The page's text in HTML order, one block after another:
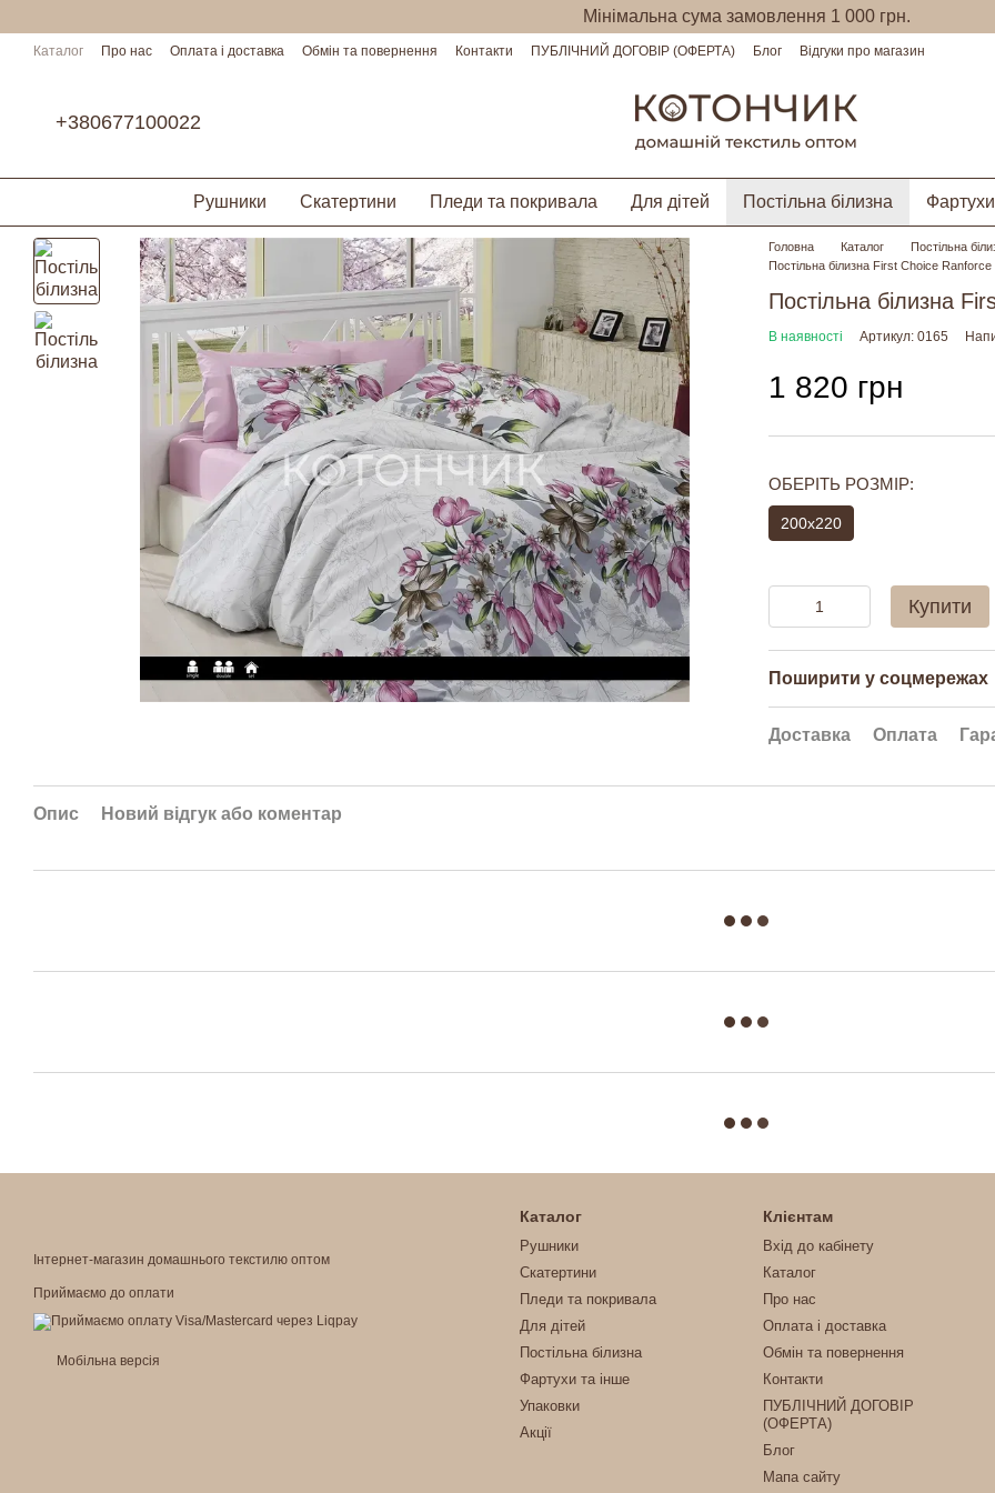
Мінімальна сума замовлення 1 000 грн.
Каталог Про нас Оплата і доставка Обмін та повернення Контакти ПУБЛІЧНИЙ ДОГОВІР (ОФЕРТА) Блог
Відгуки про магазин
+380677100022
Рушники Скатертини Пледи та покривала Для дітей Постільна білизна
Головна Каталог Постільна
Постільна білизна First Choice Ranforce
Постільна білизна
В наявності Артикул: 0165
1 820 грн
ОБЕРІТЬ РОЗМІР:
200x220
Купити
Поширити у соцмережах
Доставка Оплата
Опис Новий відгук або коментар
Інтернет-магазин домашнього текстилю оптом
Приймаємо до оплати
Мобільна версія
Каталог
Рушники
Скатертини
Пледи та покривала
Для дітей
Постільна білизна
Фартухи та інше
Упаковки
Акції
Клієнтам
Вхід до кабінету
Каталог
Про нас
Оплата і доставка
Обмін та повернення
Контакти
ПУБЛІЧНИЙ ДОГОВІР
(ОФЕРТА)
Блог
Мапа сайту